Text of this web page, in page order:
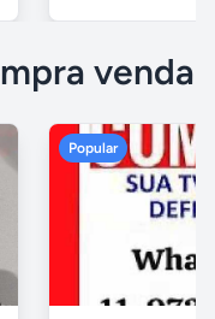
venda
Popular